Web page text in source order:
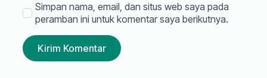
Simpan nama, email, dan situs web saya pada
peramban ini untuk komentar saya berikutnya.